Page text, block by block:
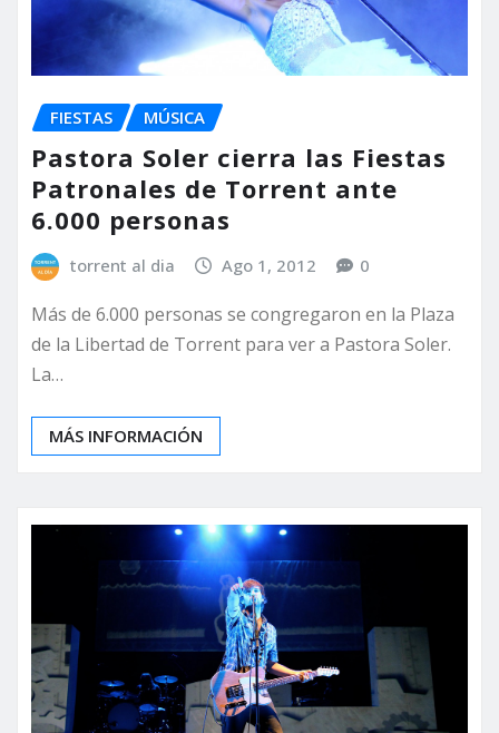
FIESTAS MÚSICA
Pastora Soler cierra las Fiestas
Patronales de Torrent ante
6.000 personas
torrent al dia Ago 1, 2012 0
Más de 6.000 personas se congregaron en la Plaza
de la Libertad de Torrent para ver a Pastora Soler.
La…
MÁS INFORMACIÓN